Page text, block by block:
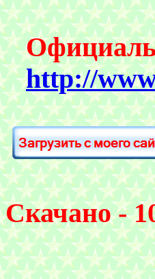
http://
Скачано -